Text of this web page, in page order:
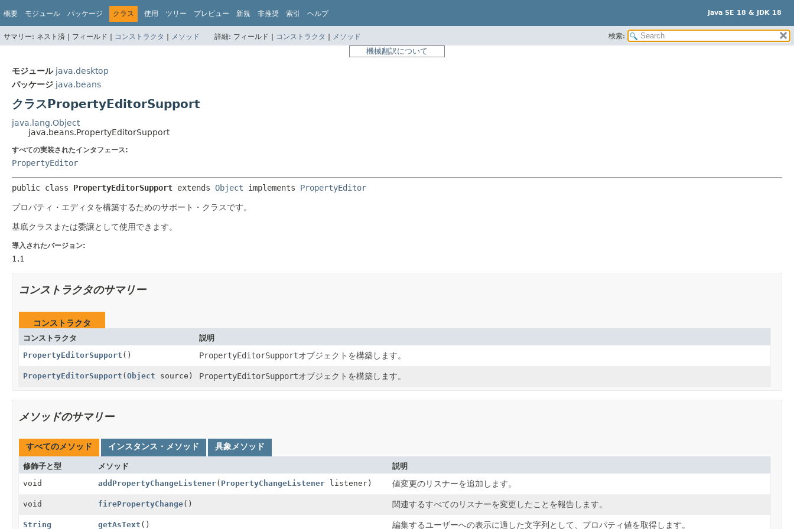
Java SE 18 & JDK 18
概要 モジュール パッケージ クラス 使用 ツリー プレビュー 新規 非推奨 索引 ヘルプ
サマリー: ネスト済 | フィールド | コンストラクタ | メソッド 詳細: フィールド | コンストラクタ | メソッド 検索:
機械翻訳について
モジュール java.desktop
パッケージ java.beans
クラスPropertyEditorSupport
java.lang.Object
java.beans.PropertyEditorSupport
すべての実装されたインタフェース:
PropertyEditor
public class PropertyEditorSupport extends Object implements PropertyEditor
プロパティ・エディタを構築するためのサポート・クラスです。
基底クラスまたは委譲として使用できます。
導入されたバージョン:
1.1
コンストラクタのサマリー
コンストラクタ
コンストラクタ
説明
PropertyEditorSupport () PropertyEditorSupportオブジェクトを構築します。
PropertyEditorSupport (Object source) PropertyEditorSupportオブジェクトを構築します。
メソッドのサマリー
すべてのメソッド インスタンス・メソッド 具象メソッド
修飾子と型 メソッド
説明
void
addPropertyChangeListener( PropertyChangeListener listener) 値変更のリスナーを追加します。
void firePropertyChange() 関連するすべてのリスナーを変更したことを報告します。
String getAsText () 編集するユーザーへの表示に適した文字列として、プロパティ値を取得します。